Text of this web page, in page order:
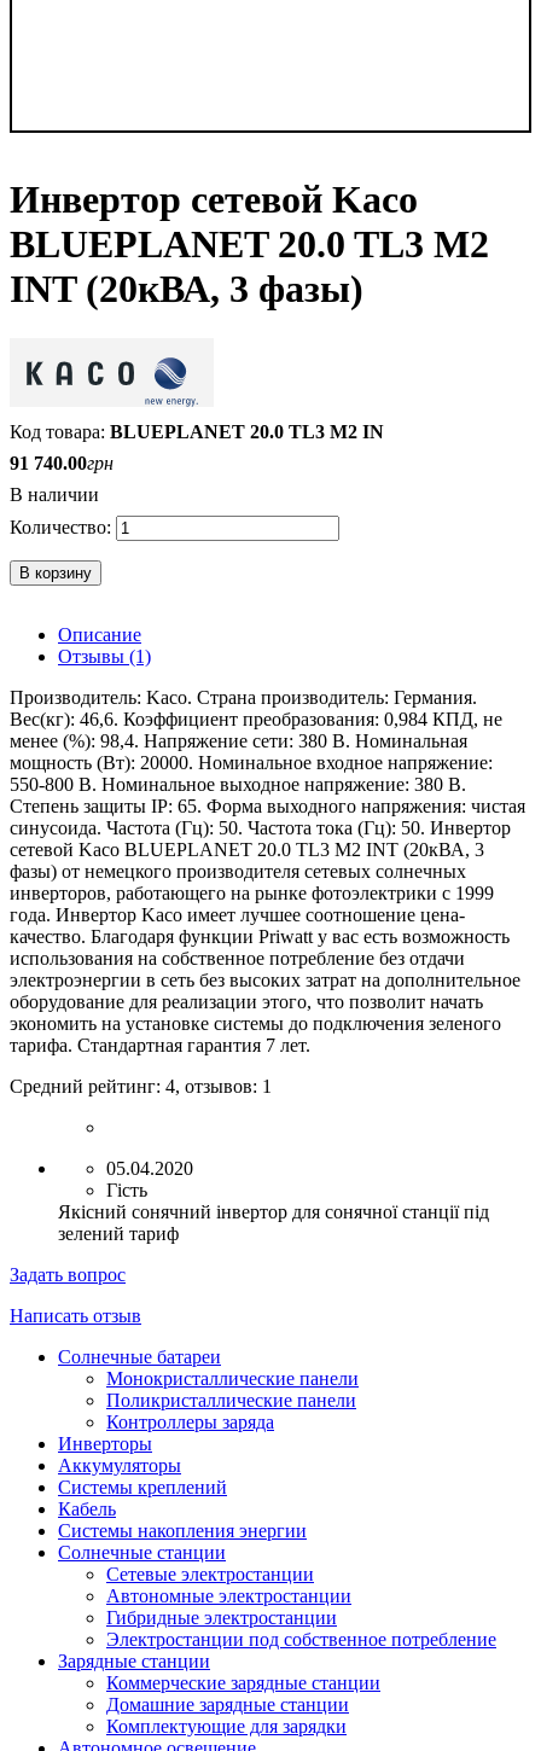
Инвертор сетевой Kaco
BLUEPLANET 20.0 TL3 M2
INT (20кВА, 3 фазы)
BLUEPLANET 20.0 TL3 M2 IN
91 740.00грн
В наличии
В корзину
Описание
Отзывы (1)
Производитель: Kaco. Страна производитель: Германия.
Вес(кг): 46,6. Коэффициент преобразования: 0,984 КПД, не
менее (%): 98,4. Напряжение сети: 380 В. Номинальная
мощность (Вт): 20000. Номинальное входное напряжение:
550-800 В. Номинальное выходное напряжение: 380 В.
Степень защиты IP: 65. Форма выходного напряжения: чистая
синусоида. Частота (Гц): 50. Частота тока (Гц): 50. Инвертор
сетевой Kaco BLUEPLANET 20.0 TL3 M2 INT (20кВА, 3
фазы) от немецкого производителя сетевых солнечных
инверторов, работающего на рынке фотоэлектрики с 1999
года. Инвертор Kaco имеет лучшее соотношение цена-
качество. Благодаря функции Priwatt у вас есть возможность
использования на собственное потребление без отдачи
электроэнергии в сеть без высоких затрат на дополнительное
оборудование для реализации этого, что позволит начать
экономить на установке системы до подключения зеленого
тарифа. Стандартная гарантия 7 лет.
Средний рейтинг: 4, отзывов: 1
05.04.2020
Гість
Якісний сонячний інвертор для сонячної станції під
зелений тариф
Задать вопрос
Написать отзыв
Солнечные батареи
Монокристаллические панели
Поликристаллические панели
Контроллеры заряда
Инверторы
Аккумуляторы
Системы креплений
Кабель
Системы накопления энергии
Солнечные станции
Сетевые электростанции
Автономные электростанции
Гибридные электростанции
Электростанции под собственное потребление
Зарядные станции
Коммерческие зарядные станции
Домашние зарядные станции
Комплектующие для зарядки